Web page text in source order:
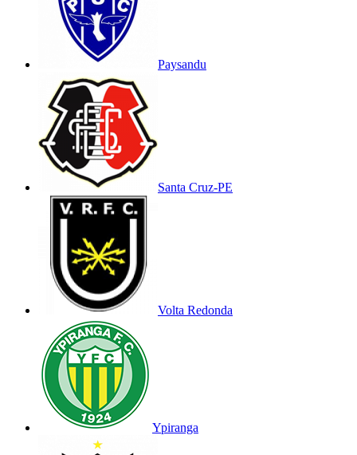
Paysandu
Santa Cruz-PE
Volta Redonda
Ypiranga